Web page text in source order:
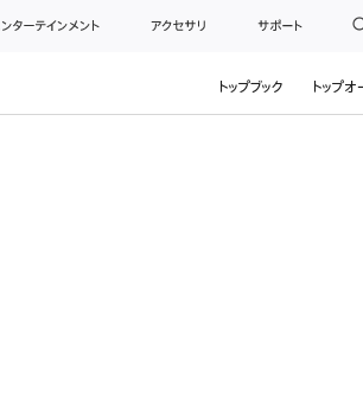
ターテインメント アクセサリ サポート
トップブック トップオ